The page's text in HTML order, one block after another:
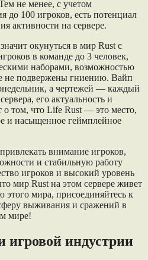
не менее, с учетом
до 100 игроков, есть потенциал
активности на сервере.
окунуться в мир Rust с
в команде до 3 человек,
наборами, возможностью
не подвержены гниению. Вайп
а чертежей — каждый
его актуальность и
о том, что Life Rust — это место,
и насыщенное геймплейное
внимание игроков,
и стабильную работу
игроков и высокий уровень
мир Rust на этом сервере живет
этого мира, присоединяйтесь к
выживания и сражений в
мире!
игровой индустрии